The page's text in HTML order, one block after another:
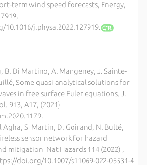
term wind speed forecasts, Energy,
j.physa.2022.127919.
B. Di Martino, A. Mangeney, J. Sainte-
Some quasi-analytical solutions for
in free surface Euler equations, J.
913, A17, (2021)
Agha, S. Martin, D. Goirand, N. Bulté,
sensor network for hazard
mitigation. Nat Hazards 114 (2022) ,
doi.org/10.1007/s11069-022-05531-4